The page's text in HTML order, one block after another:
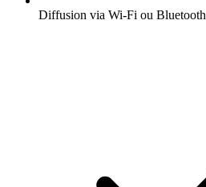
Diffusion via Wi-Fi ou Bluetooth